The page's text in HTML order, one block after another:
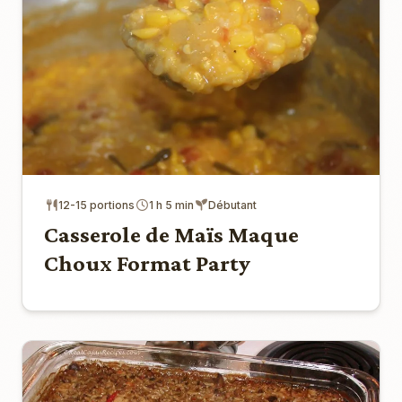
12-15 portions 1 h 5 min Débutant
Casserole de Maïs Maque
Choux Format Party